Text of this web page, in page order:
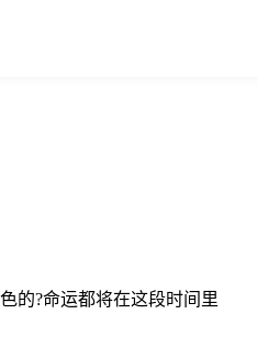
的?命运都将在这段时间里